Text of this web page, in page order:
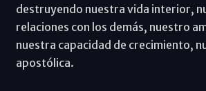
destruyendo nuestra vida interior,
relaciones con los demás, nuestro
nuestra capacidad de crecimiento,
apostólica.